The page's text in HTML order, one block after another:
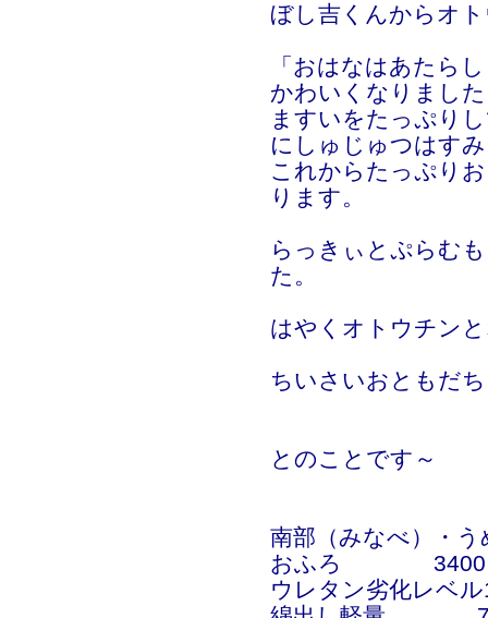
ぼし吉くんからオ
「おはなはあたら
かわいくなりまし
ますいをたっぷり
にしゅじゅつはす
これからたっぷり
ります。
らっきぃとぷらむ
た。
はやくオトウチン
ちいさいおともだ
とのことです～
南部（みなべ）・
おふろ 3400
ウレタン劣化レベ